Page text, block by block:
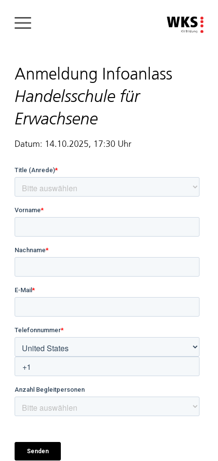
Anmeldung Infoanlass
Handelsschule für
Erwachsene
Datum: 14.10.2025, 17:30 Uhr